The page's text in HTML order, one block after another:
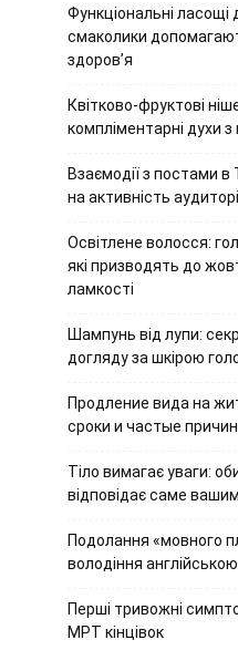
Функціональні ласощі
смаколики
здоров’я
Квітково-фруктові
компліментарні духи
Взаємодії з постами
на активність
Освітлене волосся:
які призводять до
ламкості
Шампунь від лупи:
догляду за шкірою
Продление вида на
сроки и частые
Тіло вимагає уваги:
відповідає саме
Подолання «мовного
володіння
Перші тривожні
МРТ кінцівок